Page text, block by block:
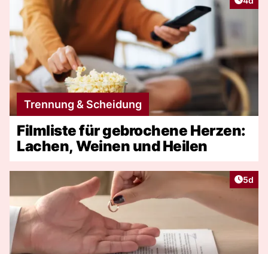
Trennung & Scheidung
Filmliste für gebrochene Herzen:
Lachen, Weinen und Heilen
5d